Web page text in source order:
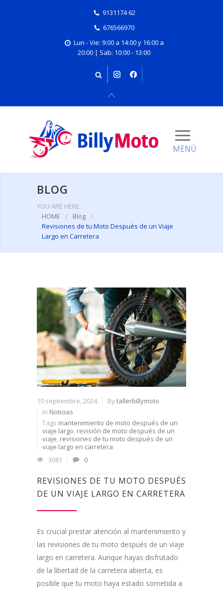
9131174 62
676566970
Lun - Vie: 9:00 a 14:00 y 16:00 a
20:00 | Sab: 10:00 - 13:00
BLOG
YOU ARE HERE:
HOME
/ Blog
/
Revisiones de tu Moto Después de un Viaje
Largo en Carretera
10 septiembre, 2024 Bytallerbillymoto
In Noticias
Tags mantenimiento de moto después de un
viaje largo, revisión de moto después de un
viaje, revisiones de tu moto después de un
viaje largo en carretera
3081
0
REVISIONES DE TU MOTO DESPUÉS
DE UN VIAJE LARGO EN CARRETERA
Es crucial prestar atención al mantenimiento y
las revisiones de tu moto después de un viaje
largo en carretera. Aunque hayas disfrutado
de la libertad de la carretera abierta, es
posible que tu moto haya estado sometida a